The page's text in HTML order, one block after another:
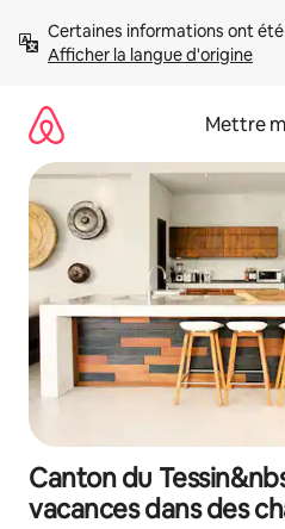
directement
Afficher la langue d'origine
Mettre
Canton du
vacances dans des